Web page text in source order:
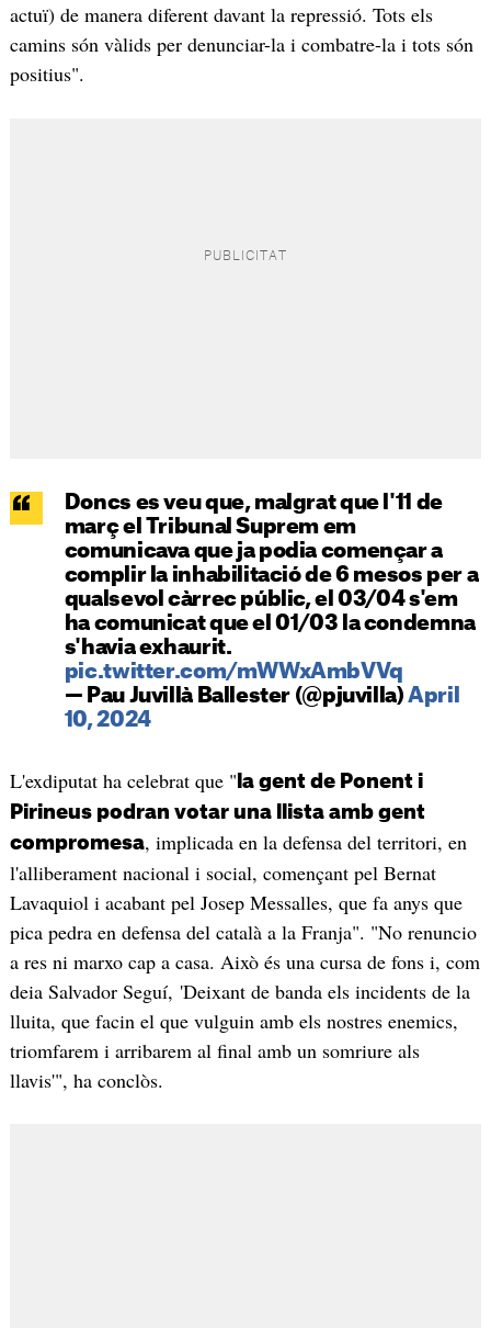
actuï) de manera diferent davant la repressió. Tots els
camins són vàlids per denunciar-la i combatre-la i tots són
positius".
Doncs es veu que, malgrat que l'11 de
març el Tribunal Suprem em
comunicava que ja podia començar a
complir la inhabilitació de 6 mesos per a
qualsevol càrrec públic, el 03/04 s'em
ha comunicat que el 01/03 la condemna
s'havia exhaurit.
pic.twitter.com/mWWxAmbVVq
— Pau Juvillà Ballester (@pjuvilla)April
10, 2024
L'exdiputat ha celebrat que " la gent de Ponent i
Pirineus podran votar una llista amb gent
compromesa, implicada en la defensa del territori, en
l'alliberament nacional i social, començant pel Bernat
Lavaquiol i acabant pel Josep Messalles, que fa anys que
pica pedra en defensa del català a la Franja". "No renuncio
a res ni marxo cap a casa. Això és una cursa de fons i, com
deia Salvador Seguí, 'Deixant de banda els incidents de la
lluita, que facin el que vulguin amb els nostres enemics,
triomfarem i arribarem al final amb un somriure als
llavis'", ha conclòs.